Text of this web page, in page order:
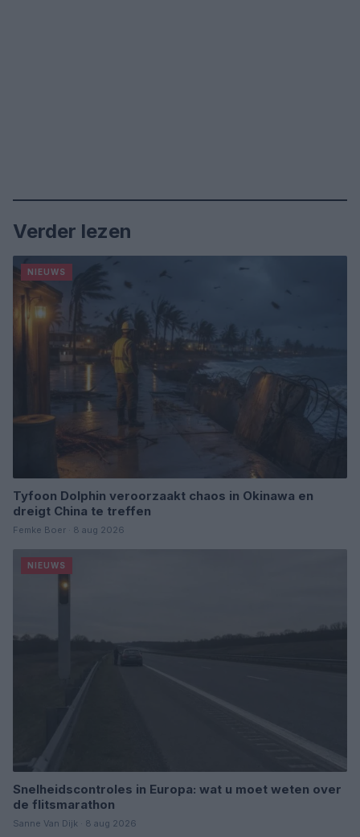
Verder lezen
NIEUWS
Tyfoon Dolphin veroorzaakt chaos in Okinawa en
dreigt China te treffen
Femke Boer · 8 aug 2026
NIEUWS
Snelheidscontroles in Europa: wat u moet weten over
de flitsmarathon
Sanne Van Dijk · 8 aug 2026